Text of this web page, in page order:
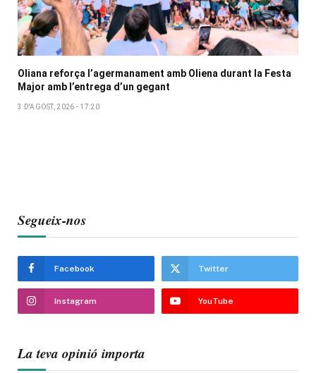
Oliana reforça l’agermanament amb Oliena durant la Festa
Major amb l’entrega d’un gegant
3 D'AGOST, 2026 - 17:20
Segueix-nos
Facebook Twitter
Instagram YouTube
La teva opinió importa